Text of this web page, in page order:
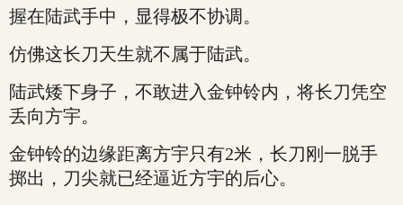
握在陆武手中，显得极不协调。
仿佛这长刀天生就不属于陆武。
陆武矮下身子，不敢进入金钟铃内，将长刀凭空
丢向方宇。
金钟铃的边缘距离方宇只有2米，长刀刚一脱手
掷出，刀尖就已经逼近方宇的后心。